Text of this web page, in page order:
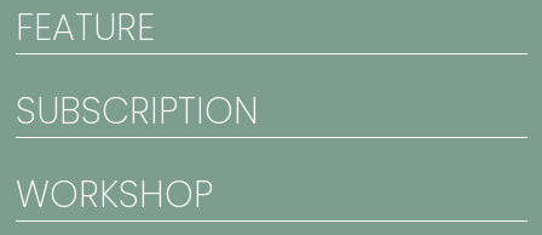
FEATURE
SUBSCRIPTION
WORKSHOP